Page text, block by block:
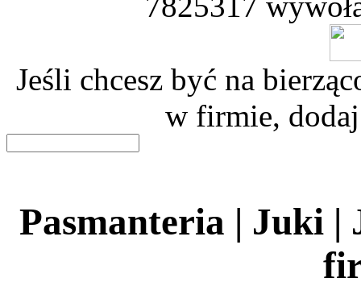
Jeśli chcesz być na
w firmie,
Pasmanteria | Juki |